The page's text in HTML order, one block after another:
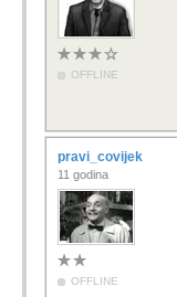
OFFLINE
pravi_covijek
11 godina
OFFLINE